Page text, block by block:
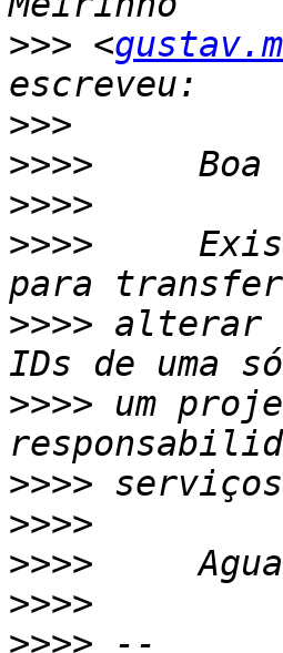
>>> <
>>>
>>>>
>>>>
>>>>
>>>> alterar
>>>> um
>>>>
>>>>
>>>>
>>>>
>>>>